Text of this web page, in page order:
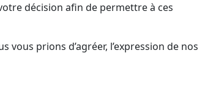
décision afin de permettre à ces
prions d’agréer, l’expression de nos